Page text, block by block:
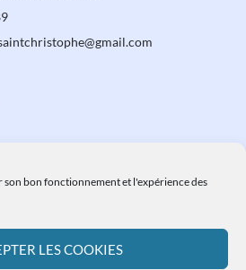
son bon fonctionnement et l'expérience des
LES COOKIES
@gmail.com